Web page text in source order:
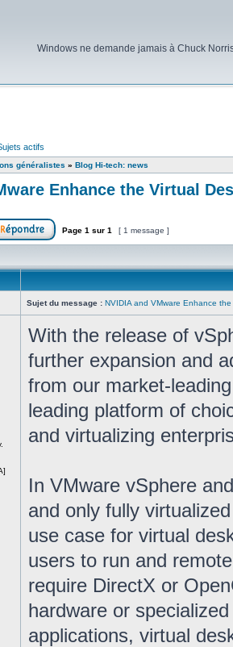
Windows ne demande jamais à Chuck
actifs
généralistes » Blog Hi-tech: news
Enhance the Virtual
nouveau sujetRépondre au sujet
Page 1 sur 1 [ 1 message ]
Sujet du message : NVIDIA and VMware Enhance
With the release of
further expansion and
from our market-
leading platform of
and virtualizing
In VMware vSphere
and only fully
use case for virtual
users to run and
require DirectX or
hardware or
applications, virtual